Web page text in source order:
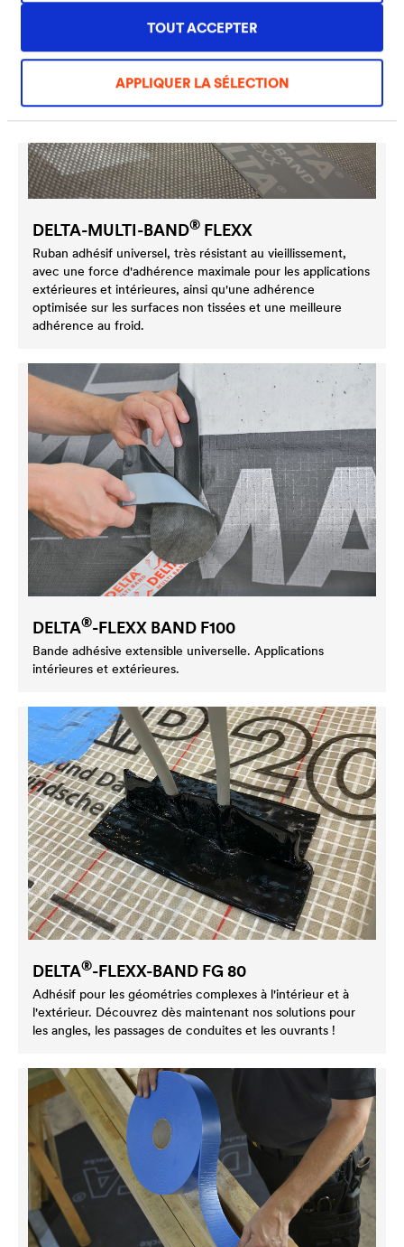
TOUT ACCEPTER
APPLIQUER LA SÉLECTION
DELTA-MULTI-BAND® FLEXX
Ruban adhésif universel, très résistant au vieillissement,
avec une force d'adhérence maximale pour les applications
extérieures et intérieures, ainsi qu'une adhérence
optimisée sur les surfaces non tissées et une meilleure
adhérence au froid.
DELTA®-FLEXX BAND F100
Bande adhésive extensible universelle. Applications
intérieures et extérieures.
DELTA®-FLEXX-BAND FG 80
Adhésif pour les géométries complexes à l'intérieur et à
l'extérieur. Découvrez dès maintenant nos solutions pour
les angles, les passages de conduites et les ouvrants !